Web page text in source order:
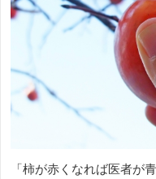
「柿が赤くなれば医者が